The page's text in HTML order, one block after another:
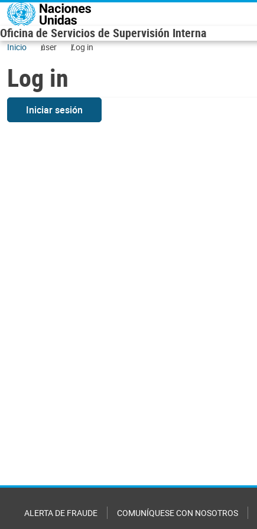
Skip to main content
Oficina de Servicios de Supervisión Interna
Inicio user Log in
Log in
Iniciar sesión
ALERTA DE FRAUDE COMUNÍQUESE CON NOSOTROS